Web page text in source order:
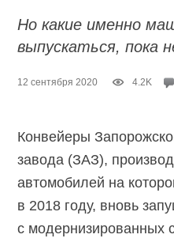
Но какие именно
выпускаться, пока
12 сентября 2020 4.2K
Конвейеры
завода (ЗАЗ),
автомобилей на
в 2018 году, вновь
с модернизированных